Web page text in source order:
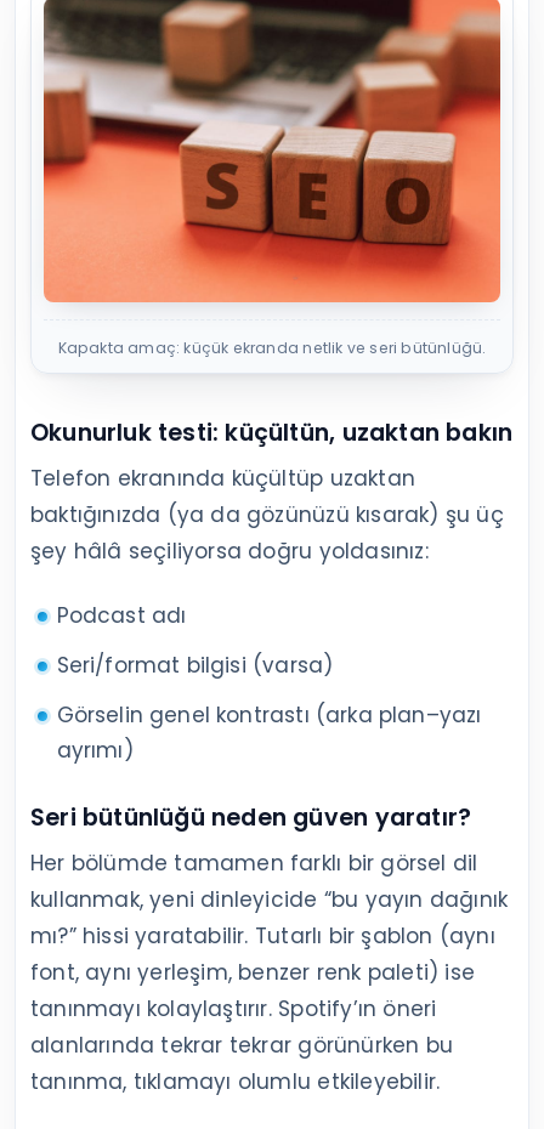
Kapakta amaç: küçük ekranda netlik ve seri bütünlüğü.
Okunurluk testi: küçültün, uzaktan bakın
Telefon ekranında küçültüp uzaktan
baktığınızda (ya da gözünüzü kısarak) şu üç
şey hâlâ seçiliyorsa doğru yoldasınız:
Podcast adı
Seri/format bilgisi (varsa)
Görselin genel kontrastı (arka plan–yazı
ayrımı)
Seri bütünlüğü neden güven yaratır?
Her bölümde tamamen farklı bir görsel dil
kullanmak, yeni dinleyicide “bu yayın dağınık
mı?” hissi yaratabilir. Tutarlı bir şablon (aynı
font, aynı yerleşim, benzer renk paleti) ise
tanınmayı kolaylaştırır. Spotify’ın öneri
alanlarında tekrar tekrar görünürken bu
tanınma, tıklamayı olumlu etkileyebilir.